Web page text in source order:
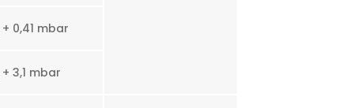
+ 0,41 mbar
+ 3,1 mbar